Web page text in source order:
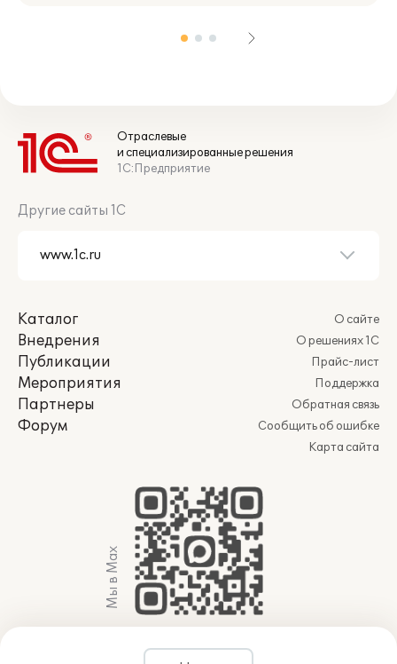
Отраслевые
и специализированные решения
1С:Предприятие
Другие сайты 1С
Каталог
Внедрения
Публикации
Мероприятия
Партнеры
Форум
О сайте
О решениях 1С
Прайс-лист
Поддержка
Обратная связь
Сообщить об ошибке
Карта сайта
Мы в Max